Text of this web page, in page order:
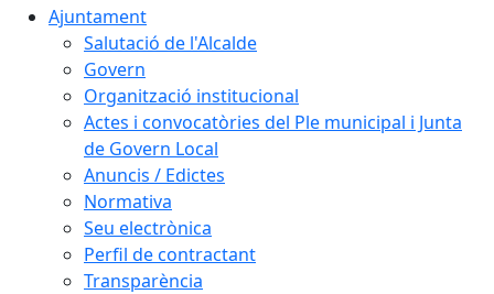
Ajuntament
Salutació de l'Alcalde
Govern
Organització institucional
Actes i convocatòries del Ple municipal i Junta
de Govern Local
Anuncis / Edictes
Normativa
Seu electrònica
Perfil de contractant
Transparència